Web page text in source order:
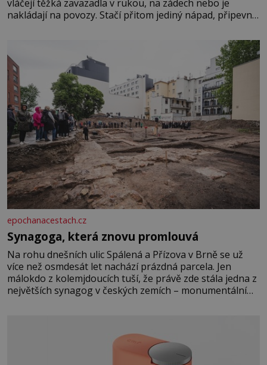
vláčejí těžká zavazadla v rukou, na zádech nebo je
nakládají na povozy. Stačí přitom jediný nápad, připevnit
nedostane. Až jednou se na letišti ozve věta, která změní
epochanacestach.cz
Synagoga, která znovu promlouvá
Na rohu dnešních ulic Spálená a Přízova v Brně se už
více než osmdesát let nachází prázdná parcela. Jen
málokdo z kolemjdoucích tuší, že právě zde stála jedna z
největších synagog v českých zemích – monumentální